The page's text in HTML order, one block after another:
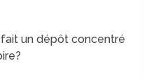
fait un dépôt concentré